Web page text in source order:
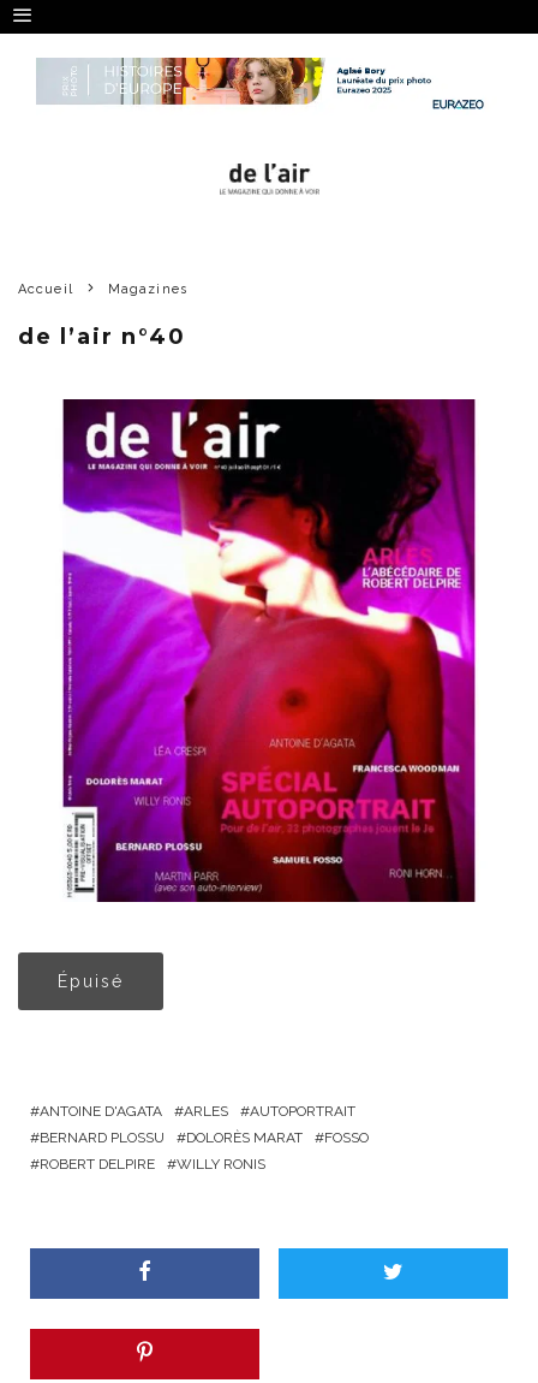
Accueil Magazines
de l’air n°40
Épuisé
ANTOINE D'AGATA ARLES
AUTOPORTRAIT
BERNARD PLOSSU
DOLORÈS MARAT
FOSSO
ROBERT DELPIRE
WILLY RONIS